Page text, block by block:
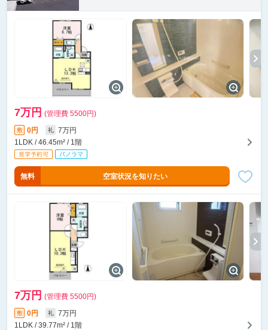
7万円 (管理費 5500円)
敷 0円 礼
7万円
1LDK / 46.45m² / 1階
無料 空室状況を知りたい
7万円 (管理費 5500円)
敷 0円 礼
7万円
1LDK / 39.77m² / 1階